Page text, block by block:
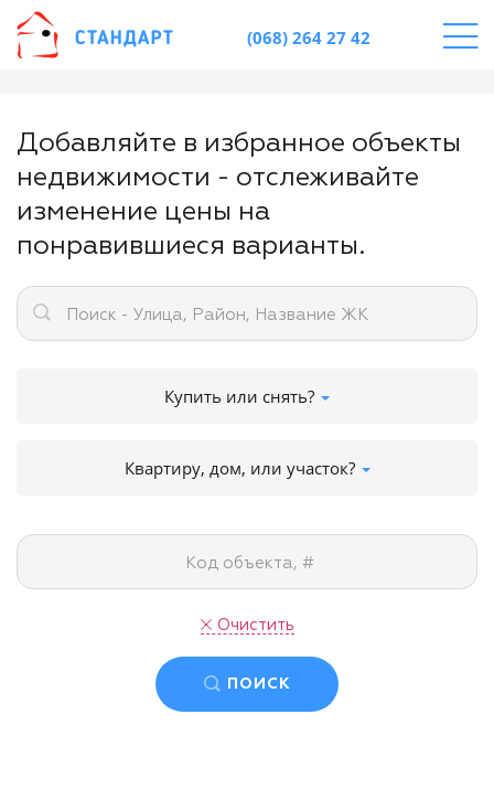
(068) 264 27 42
Добавляйте в избранное объекты
недвижимости - отслеживайте
изменение цены на
понравившиеся варианты.
Поиск - Улица, Район, Название ЖК
Купить или снять?
Квартиру, дом, или участок?
Код объекта, #
Очистить
ПОИСК